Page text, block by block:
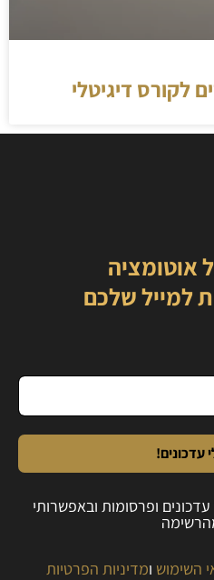
לקורס דיגיטלי
אוטומציה
עדכונים!
ופרסומות ובאפשרותי
השימוש ומדיניות הפרטיות